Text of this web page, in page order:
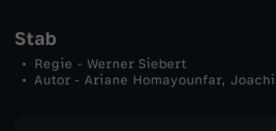
k
l
Stab
Regie - Werner Siebert
Autor - Ariane Homayounfar,